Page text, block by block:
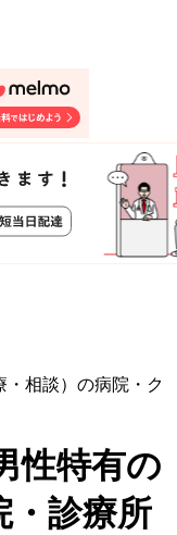
・相談）の病院・ク
性特有の
・診療所